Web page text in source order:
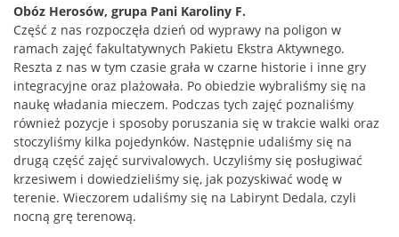
Obóz Herosów, grupa Pani Karoliny F.
Część z nas rozpoczęła dzień od wyprawy na poligon w
ramach zajęć fakultatywnych Pakietu Ekstra Aktywnego.
Reszta z nas w tym czasie grała w czarne historie i inne gry
integracyjne oraz plażowała. Po obiedzie wybraliśmy się na
naukę władania mieczem. Podczas tych zajęć poznaliśmy
również pozycje i sposoby poruszania się w trakcie walki oraz
stoczyliśmy kilka pojedynków. Następnie udaliśmy się na
drugą część zajęć survivalowych. Uczyliśmy się posługiwać
krzesiwem i dowiedzieliśmy się, jak pozyskiwać wodę w
terenie. Wieczorem udaliśmy się na Labirynt Dedala, czyli
nocną grę terenową.